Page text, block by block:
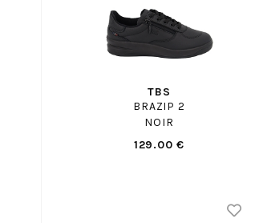
TBS
BRAZIP 2
NOIR
129.00 €